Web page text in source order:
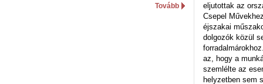
Tovább
eljutottak az
Csepel
éjszakai
dolgozók közül
az, hogy a
szemlélte az
helyzetben sem